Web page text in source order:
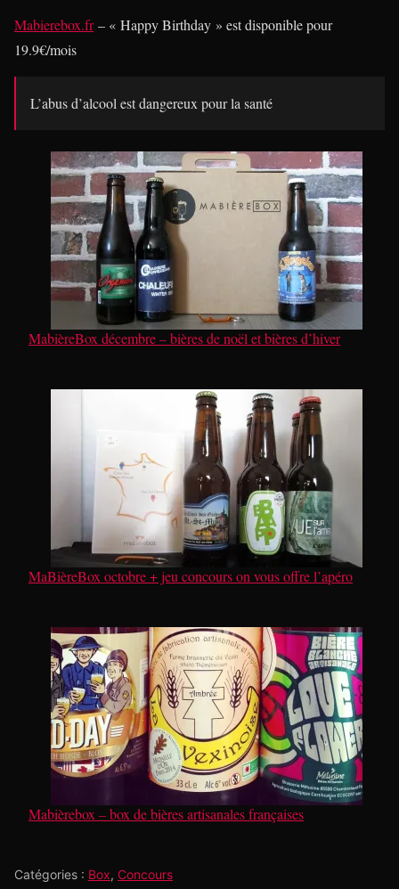
Mabierebox.fr– « Happy Birthday » est disponible pour
19.9€/mois
L’abus d’alcool est dangereux pour la santé
MabièreBox décembre – bières de noël et bières d’hiver
MaBièreBox octobre + jeu concours on vous offre l’apéro
Mabièrebox – box de bières artisanales françaises
Catégories : Box, Concours